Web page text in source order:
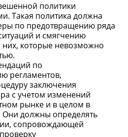
политики
Такая политика должна
по предотвращению ряда
и смягчению
них, которые невозможно
по
регламентов,
заключения
с учетом изменений
рынке и в целом в
Они должны определять
сопровождающей